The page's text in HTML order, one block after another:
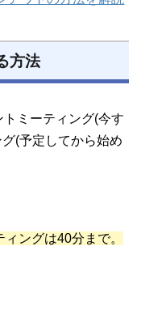
方法
ミーティング(今す
(予定してから始め
ングは40分まで。